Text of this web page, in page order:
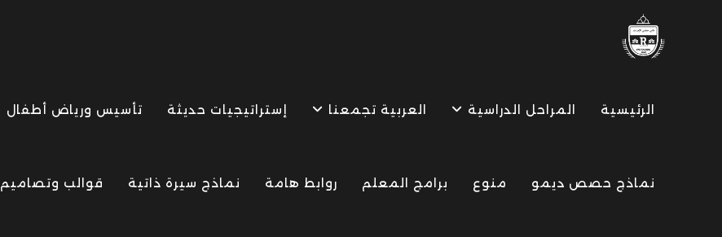
الرئيسية المراحل الدراسية العربية تجمعنا إستراتيجيات حديثة تأسيس ورياض أطفال
نماذج حصص ديمو منوع برامج المعلم روابط هامة نماذج سيرة ذاتية قوالب وتصاميم